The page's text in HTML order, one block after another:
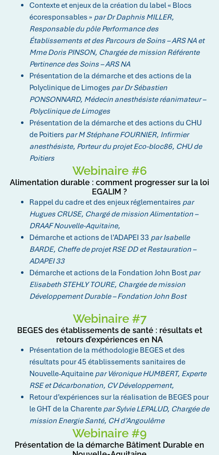
Contexte et enjeux de la création du label « Blocs
écoresponsables » par Dr Daphnis MILLER,
Responsable du pôle Performance des
Établissements et des Parcours de Soins – ARS NA et
Mme Doris PINSON, Chargée de mission Référente
Pertinence des Soins – ARS NA
Présentation de la démarche et des actions de la
Polyclinique de Limoges par Dr Sébastien
PONSONNARD, Médecin anesthésiste réanimateur –
Polyclinique de Limoges
Présentation de la démarche et des actions du CHU
de Poitiers par M Stéphane FOURNIER, Infirmier
anesthésiste, Porteur du projet Eco-bloc86, CHU de
Poitiers
Webinaire #6
Alimentation durable : comment progresser sur la loi
EGALIM ?
Rappel du cadre et des enjeux réglementaires par
Hugues CRUSE, Chargé de mission Alimentation –
DRAAF Nouvelle-Aquitaine,
Démarche et actions de l’ADAPEI 33 parIsabelle
BARDE, Cheffe de projet RSE DD et Restauration –
ADAPEI 33
Démarche et actions de la Fondation John Bost par
Elisabeth STEHLY TOURE, Chargée de mission
Développement Durable – Fondation John Bost
Webinaire #7
BEGES des établissements de santé : résultats et
retours d’expériences en NA
Présentation de la méthodologie BEGES et des
résultats pour 45 établissements sanitaires de
Nouvelle-Aquitaine parVéronique HUMBERT, Experte
RSE et Décarbonation, CV Développement,
Retour d’expériences sur la réalisation de BEGES pour
le GHT de la Charente parSylvie LEPALUD, Chargée de
mission Energie Santé, CH d’Angoulême
Webinaire #9
Présentation de la démarche Bâtiment Durable en